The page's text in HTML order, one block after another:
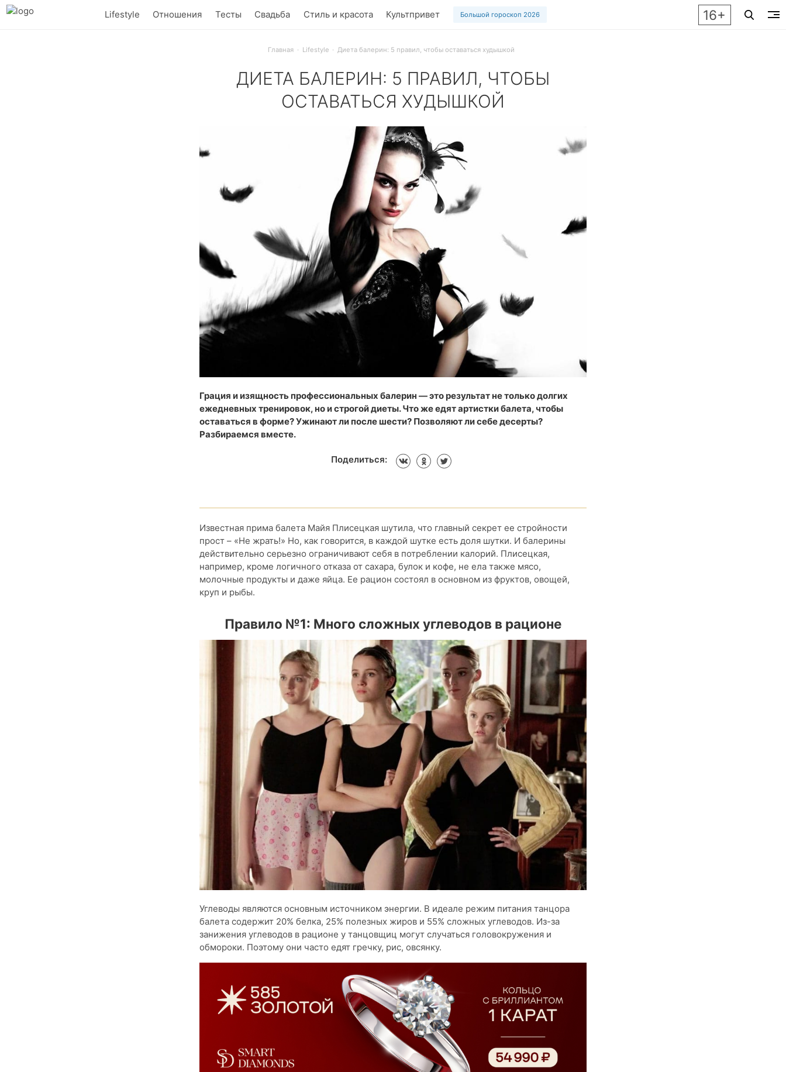
Lifestyle Отношения Тесты Свадьба Стиль и красота Культпривет Большой гороскоп 2026 16+
Главная Lifestyle Диета балерин: 5 правил, чтобы оставаться худышкой
ДИЕТА БАЛЕРИН: 5 ПРАВИЛ, ЧТОБЫ
ОСТАВАТЬСЯ ХУДЫШКОЙ
Известная прима балета Майя Плесецкая шутила, что главный секрет ее стройности прост - «Не жрать!» Мы узнали, какими еще
Грация и изящность профессиональных балерин — это результат не только долгих
ежедневных тренировок, но и строгой диеты. Что же едят артистки балета, чтобы
оставаться в форме? Ужинают ли после шести? Позволяют ли себе десерты?
Разбираемся вместе.
Поделиться:
Известная прима балета Майя Плисецкая шутила, что главный секрет ее стройности
прост – «Не жрать!» Но, как говорится, в каждой шутке есть доля шутки. И балерины
действительно серьезно ограничивают себя в потреблении калорий. Плисецкая,
например, кроме логичного отказа от сахара, булок и кофе, не ела также мясо,
молочные продукты и даже яйца. Ее рацион состоял в основном из фруктов, овощей,
круп и рыбы.
Правило №1: Много сложных углеводов в рационе
Углеводы являются основным источником энергии. В идеале режим питания танцора
балета содержит 20% белка, 25% полезных жиров и 55% сложных углеводов. Из-за
занижения углеводов в рационе у танцовщиц могут случаться головокружения и
обмороки. Поэтому они часто едят гречку, рис, овсянку.